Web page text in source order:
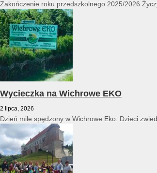
Zakończenie roku przedszkolnego 2025/2026
Wycieczka na Wichrowe EKO
2 lipca, 2026
Dzień mile spędzony w Wichrowe Eko. Dzieci